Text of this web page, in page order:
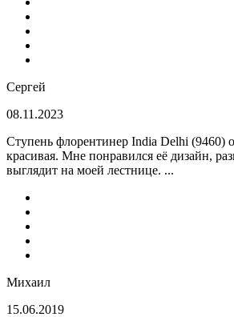
Сергей
08.11.2023
Ступень флорентинер India Delhi (9460)
красивая. Мне понравился её дизайн,
выглядит на моей лестнице. ...
Михаил
15.06.2019